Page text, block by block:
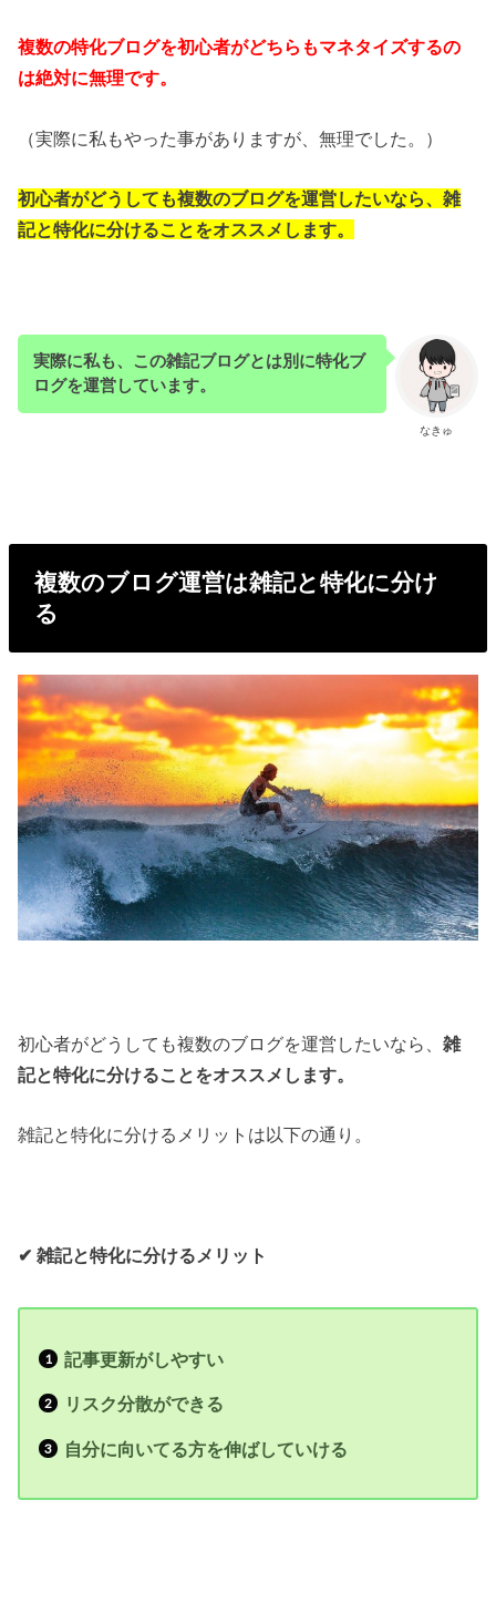
複数の特化ブログを初心者がどちらもマネタイズするの
は絶対に無理です。
（実際に私もやった事がありますが、無理でした。）
初心者がどうしても複数のブログを運営したいなら、雑
記と特化に分けることをオススメします。
なきゅ
実際に私も、この雑記ブログとは別に特化ブ
ログを運営しています。
複数のブログ運営は雑記と特化に分け
る
初心者がどうしても複数のブログを運営したいなら、雑
記と特化に分けることをオススメします。
雑記と特化に分けるメリットは以下の通り。
✔︎ 雑記と特化に分けるメリット
記事更新がしやすい
リスク分散ができる
自分に向いてる方を伸ばしていける